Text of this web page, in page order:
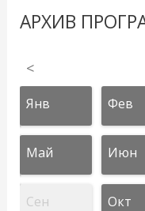
АРХИВ
<
Янв Фев
Май Июн
Сен Окт